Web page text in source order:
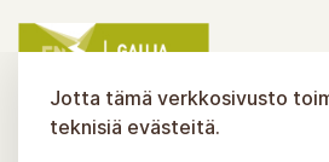
Jotta tämä verkkosivusto
teknisiä evästeitä.